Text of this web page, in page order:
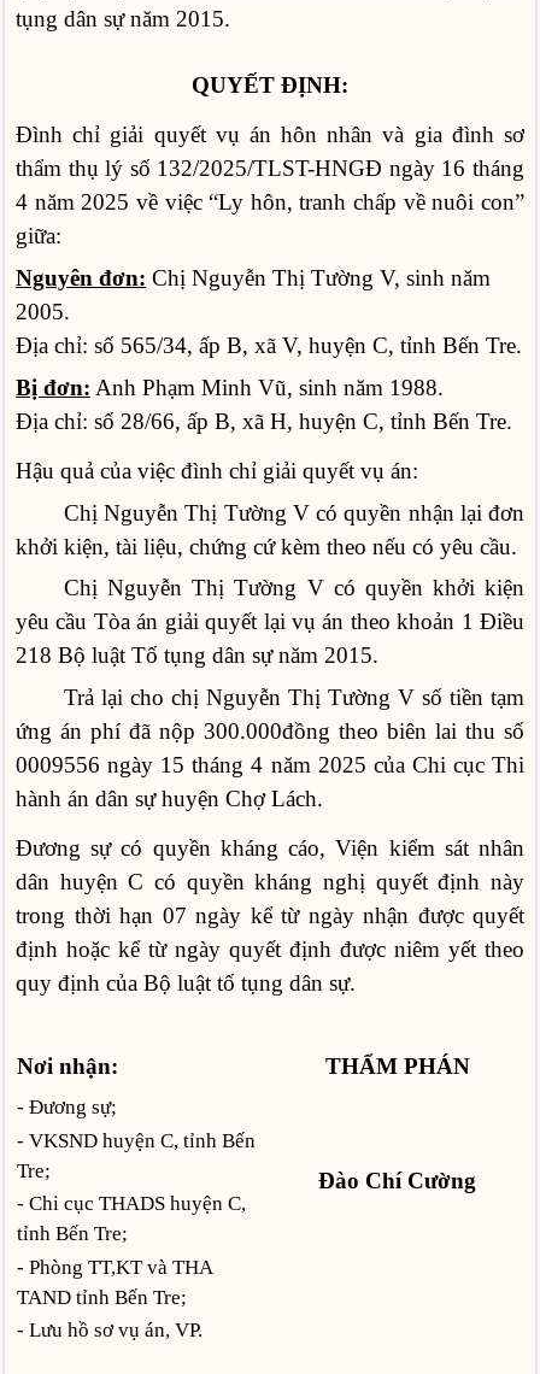
tụng dân sự năm 2015.
QUYẾT ĐỊNH:
Đình chỉ giải quyết vụ án hôn nhân và gia đình sơ
thẩm thụ lý số 132/2025/TLST-HNGĐ ngày 16 tháng
4 năm 2025 về việc “Ly hôn, tranh chấp về nuôi con”
giữa:
Nguyên đơn: Chị Nguyễn Thị Tường V, sinh năm
2005.
Địa chỉ: số 565/34, ấp B, xã V, huyện C, tỉnh Bến Tre.
Bị đơn: Anh Phạm Minh Vũ, sinh năm 1988.
Địa chỉ: số 28/66, ấp B, xã H, huyện C, tỉnh Bến Tre.
Hậu quả của việc đình chỉ giải quyết vụ án:
Chị Nguyễn Thị Tường V có quyền nhận lại đơn
khởi kiện, tài liệu, chứng cứ kèm theo nếu có yêu cầu.
Chị Nguyễn Thị Tường V có quyền khởi kiện
yêu cầu Tòa án giải quyết lại vụ án theo khoản 1 Điều
218 Bộ luật Tố tụng dân sự năm 2015.
Trả lại cho chị Nguyễn Thị Tường V số tiền tạm
ứng án phí đã nộp 300.000đồng theo biên lai thu số
0009556 ngày 15 tháng 4 năm 2025 của Chi cục Thi
hành án dân sự huyện Chợ Lách.
Đương sự có quyền kháng cáo, Viện kiểm sát nhân
dân huyện C có quyền kháng nghị quyết định này
trong thời hạn 07 ngày kể từ ngày nhận được quyết
định hoặc kể từ ngày quyết định được niêm yết theo
quy định của Bộ luật tố tụng dân sự.
Nơi nhận:
- Đương sự;
- VKSND huyện C, tỉnh Bến
Tre;
- Chi cục THADS huyện C,
tỉnh Bến Tre;
- Phòng TT,KT và THA
TAND tỉnh Bến Tre;
- Lưu hồ sơ vụ án, VP.
THẨM PHÁN
Đào Chí Cường